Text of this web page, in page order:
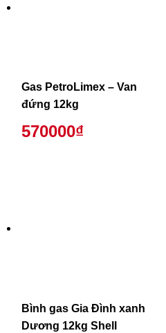
Gas PetroLimex – Van
đứng 12kg
570000₫
Bình gas Gia Đình xanh
Dương 12kg Shell